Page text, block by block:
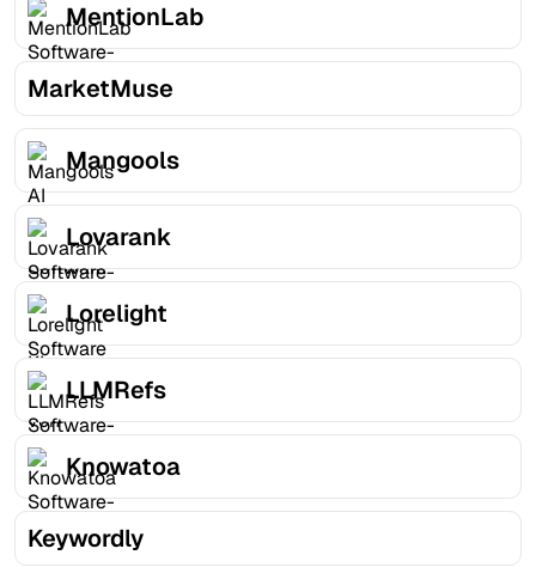
MentionLab
MarketMuse
Mangools
Lovarank
Lorelight
LLMRefs
Knowatoa
Keywordly